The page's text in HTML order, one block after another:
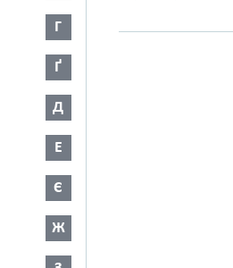
Г
Ґ
Д
Е
Є
Ж